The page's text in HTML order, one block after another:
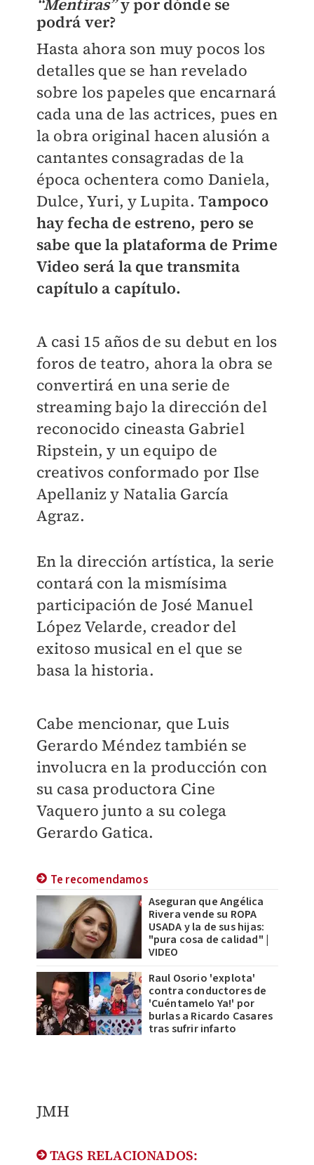
“Mentiras”y por dónde se
podrá ver?
Hasta ahora son muy pocos los
detalles que se han revelado
sobre los papeles que encarnará
cada una de las actrices, pues en
la obra original hacen alusión a
cantantes consagradas de la
época ochentera como Daniela,
Dulce, Yuri, y Lupita. Tampoco
hay fecha de estreno, pero se
sabe que la plataforma de Prime
Video será la que transmita
capítulo a capítulo.
A casi 15 años de su debut en los
foros de teatro, ahora la obra se
convertirá en una serie de
streaming bajo la dirección del
reconocido cineasta Gabriel
Ripstein, y un equipo de
creativos conformado por Ilse
Apellaniz y Natalia García
Agraz.
En la dirección artística, la serie
contará con la mismísima
participación de José Manuel
López Velarde, creador del
exitoso musical en el que se
basa la historia.
Cabe mencionar, que Luis
Gerardo Méndez también se
involucra en la producción con
su casa productora Cine
Vaquero junto a su colega
Gerardo Gatica.
Te recomendamos
Aseguran que Angélica
Rivera vende su ROPA
USADA y la de sus hijas:
"pura cosa de calidad" |
VIDEO
Raul Osorio 'explota'
contra conductores de
'Cuéntamelo Ya!' por
burlas a Ricardo Casares
tras sufrir infarto
​JMH
TAGS RELACIONADOS: